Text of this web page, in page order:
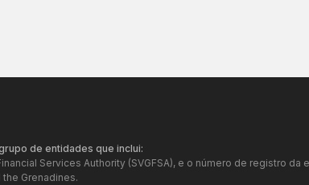
de entidades que inclui:
Services Authority (SVGFSA), e o número de registro
the Grenadines.